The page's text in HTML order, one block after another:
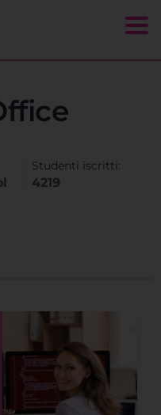
Studenti iscritti:
4219